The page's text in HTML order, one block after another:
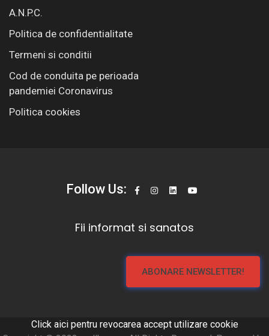
A.N.P.C.
Politica de confidentialitate
Termeni si conditii
Cod de conduita pe perioada
pandemiei Coronavirus
Politica cookies
Follow Us:
Fii informat si sanatos
ABONARE NEWSLETTER!
Click aici pentru revocarea accept utilizare cookie